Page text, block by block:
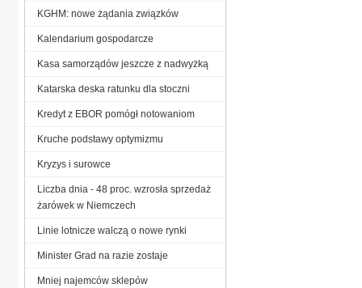
KGHM: nowe żądania związków
Kalendarium gospodarcze
Kasa samorządów jeszcze z nadwyżką
Katarska deska ratunku dla stoczni
Kredyt z EBOR pomógł notowaniom
Kruche podstawy optymizmu
Kryzys i surowce
Liczba dnia - 48 proc. wzrosła sprzedaż
żarówek w Niemczech
Linie lotnicze walczą o nowe rynki
Minister Grad na razie zostaje
Mniej najemców sklepów